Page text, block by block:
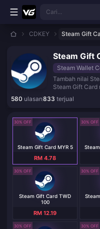
Langkau ke kandungan utama
Cari...
CDKEY Steam Gift
Steam Gift
Steam Wallet
Tambah nilai
Steam Gift
kegemaran atau
kredit. Kod
580 ulasan833 terjual
30% OFF
Steam Gift Card MYR 5
RM 4.78
30% OFF
30% OFF
Steam Gift Card TWD
100
RM 12.19
30% OFF
30% OFF 30% OFF